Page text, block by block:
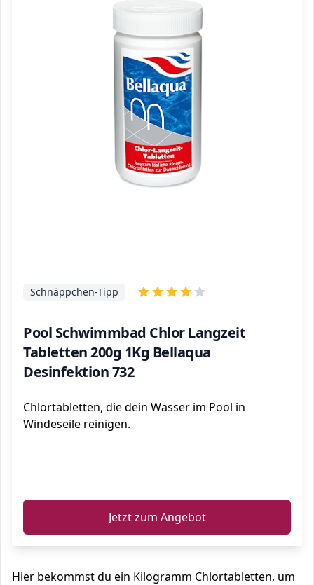
Pool Schwimmbad Chlor Langzeit
Tabletten 200g 1Kg Bellaqua
Desinfektion 732
Schnäppchen-Tipp
Chlortabletten, die dein Wasser im Pool in
Windeseile reinigen.
Jetzt zum Angebot
Hier bekommst du ein Kilogramm Chlortabletten, um